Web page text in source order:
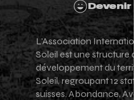
Devenir
L'Association
Soleil est une structure
développement du
Soleil, regroupant 12
suisses. Abondance,